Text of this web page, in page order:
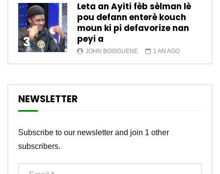
3
Leta an Ayiti fèb sèlman lè
pou defann enterè kouch
moun ki pi defavorize nan
peyi a
JOHN BOISGUENE 1 AN AGO
NEWSLETTER
Subscribe to our newsletter and join 1 other
subscribers.